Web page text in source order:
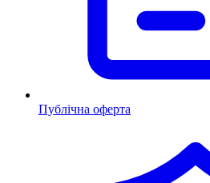
Публічна оферта